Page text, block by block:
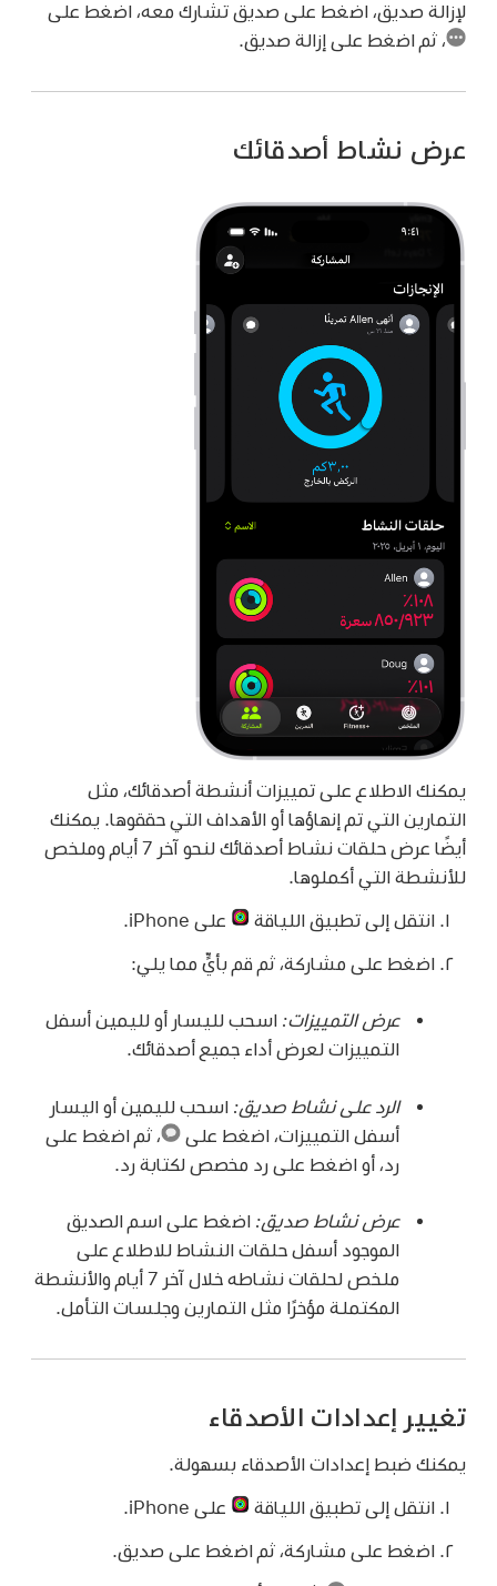
لإزالة صديق، اضغط على صديق تشارك معه، اضغط على
، ثم اضغط على إزالة صديق.
عرض نشاط أصدقائك
يمكنك الاطلاع على تمييزات أنشطة أصدقائك، مثل
التمارين التي تم إنهاؤها أو الأهداف التي حققوها. يمكنك
أيضًا عرض حلقات نشاط أصدقائك لنحو آخر 7 أيام وملخص
للأنشطة التي أكملوها.
انتقل إلى تطبيق اللياقة على iPhone.
اضغط على مشاركة، ثم قم بأيٍّ مما يلي:
عرض التمييزات:اسحب لليسار أو لليمين أسفل
التمييزات لعرض أداء جميع أصدقائك.
الرد على نشاط صديق:اسحب لليمين أو اليسار
أسفل التمييزات، اضغط على
، ثم اضغط على
رد، أو اضغط على رد مخصص لكتابة رد.
عرض نشاط صديق:اضغط على اسم الصديق
الموجود أسفل حلقات النشاط للاطلاع على
ملخص لحلقات نشاطه خلال آخر 7 أيام والأنشطة
المكتملة مؤخرًا مثل التمارين وجلسات التأمل.
تغيير إعدادات الأصدقاء
يمكنك ضبط إعدادات الأصدقاء بسهولة.
انتقل إلى تطبيق اللياقة على iPhone.
اضغط على مشاركة، ثم اضغط على صديق.